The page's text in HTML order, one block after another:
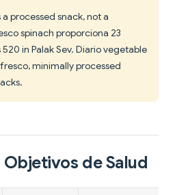
a processed snack, not a
spinach proporciona 23
in Palak Sev. Diario vegetable
minimally processed
de Salud